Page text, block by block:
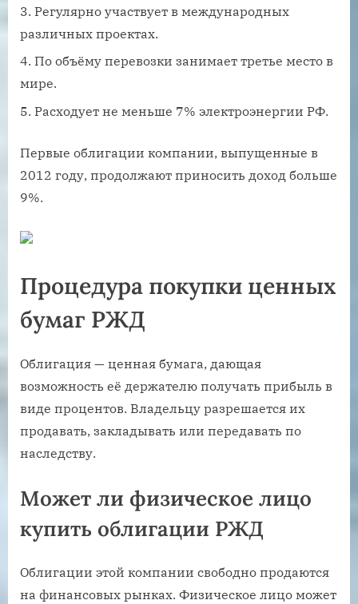
Регулярно участвует в международных
различных проектах.
По объёму перевозки занимает третье место в
мире.
Расходует не меньше 7% электроэнергии РФ.
Первые облигации компании, выпущенные в
2012 году, продолжают приносить доход больше
9%.
Процедура покупки ценных
бумаг РЖД
Облигация — ценная бумага, дающая
возможность её держателю получать прибыль в
виде процентов. Владельцу разрешается их
продавать, закладывать или передавать по
наследству.
Может ли физическое лицо
купить облигации РЖД
Облигации этой компании свободно продаются
на финансовых рынках. Физическое лицо может